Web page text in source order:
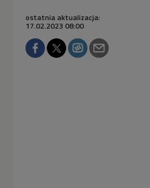
ostatnia aktualizacja:
17.02.2023 08:00